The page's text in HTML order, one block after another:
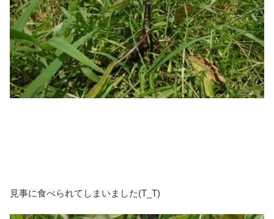
見事に食べられてしまいました(T_T)